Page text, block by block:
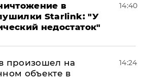
в
Starlink: "У
недостаток"
14:40
произошел на
объекте в
14:24